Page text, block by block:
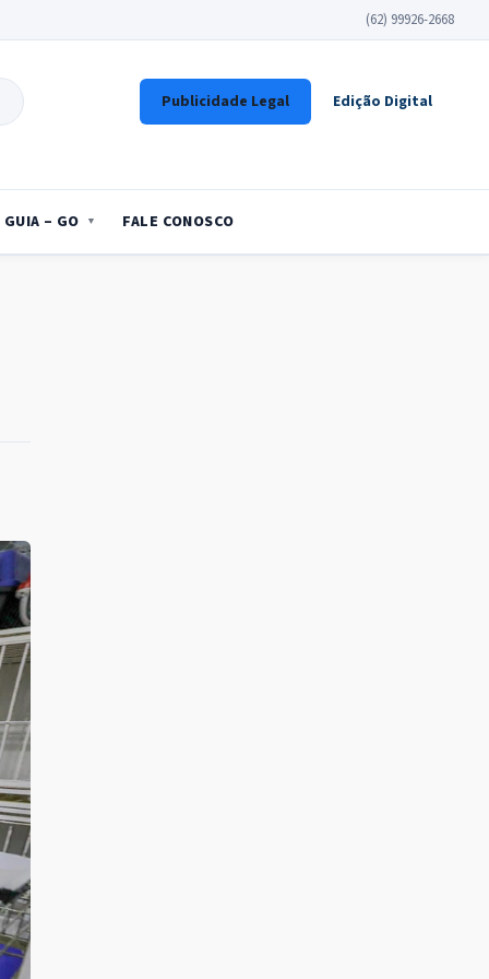
(62) 99926-2668
Publicidade Legal Edição Digital
GUIA – GO FALE CONOSCO